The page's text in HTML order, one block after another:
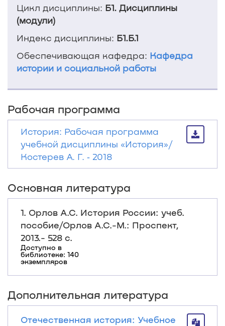
Цикл дисциплины: Б1. Дисциплины
(модули)
Индекс дисциплины: Б1.Б.1
Обеспечивающая кафедра: Кафедра
истории и социальной работы
Рабочая программа
История: Рабочая программа
учебной дисциплины «История»/
Костерев А. Г. ‐ 2018
Основная литература
1. Орлов А.С. История России: учеб.
пособие/Орлов А.С.-М.: Проспект,
2013.- 528 с.
Доступно в
библиотеке: 140
экземпляров
Дополнительная литература
Отечественная история: Учебное